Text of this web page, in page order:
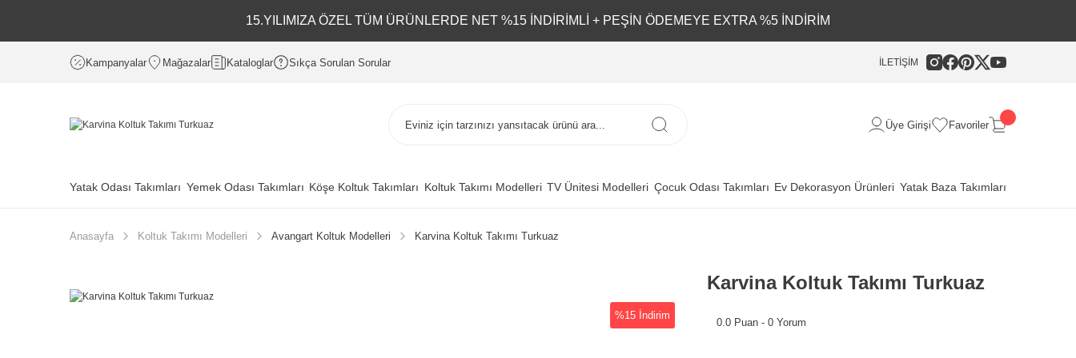
15.YILIMIZA ÖZEL TÜM ÜRÜNLERDE NET %15 İNDİRİMLİ + PEŞİN ÖDEMEYE EXTRA %5 İNDİRİM
Kampanyalar Mağazalar Kataloglar Sıkça Sorulan Sorular İLETİŞİM
Üye Girişi Favoriler
Yatak Odası Takımları Yemek Odası Takımları Köşe Koltuk Takımları Koltuk Takımı Modelleri TV Ünitesi Modelleri Çocuk Odası Takımları Ev Dekorasyon Ürünleri Yatak Baza Takımları
Anasayfa Koltuk Takımı Modelleri Avangart Koltuk Modelleri Karvina Koltuk Takımı Turkuaz
%15 İndirim
Karvina Koltuk Takımı Turkuaz
0.0 Puan - 0 Yorum